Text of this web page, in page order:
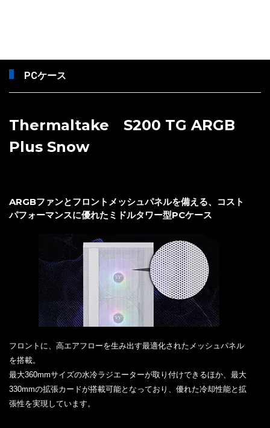
PCケース
Thermaltake S200 TG ARGB
Plus Snow
ARGBファンとフロントメッシュパネルを備える、コスト
パフォーマンスに優れたミドルタワー型PCケース
フロントに、高エアフローを生み出す最適化されたメッシュパネル
を搭載。
最大360mmサイズの水冷ラジエーターが取り付けできるほか、最大
330mmの拡張カードが搭載可能となっており、優れた冷却性能と拡
張性を実現しています。